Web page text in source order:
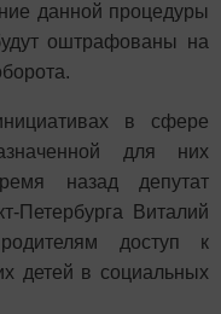
данной процедуры
оштрафованы на
в сфере
для них
назад депутат
Петербурга Виталий
доступ к
детей в социальных